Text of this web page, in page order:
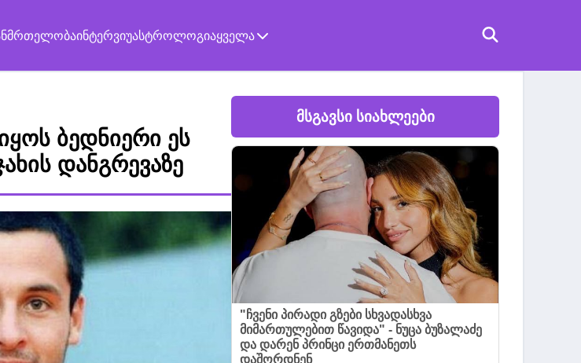
ინტერვიუასტროლოგიაყველა
ბედნიერი ეს
დანგრევაზე
მსგავსი სიახლეები
"ჩვენი პირადი გზები სხვადასხვა
მიმართულებით წავიდა" - ნუცა ბუზალაძე
და დარენ პრინცი ერთმანეთს
დაშორდნენ